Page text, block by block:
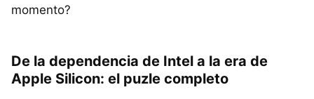
momento?
De la dependencia de Intel a la era de
Apple Silicon: el puzle completo